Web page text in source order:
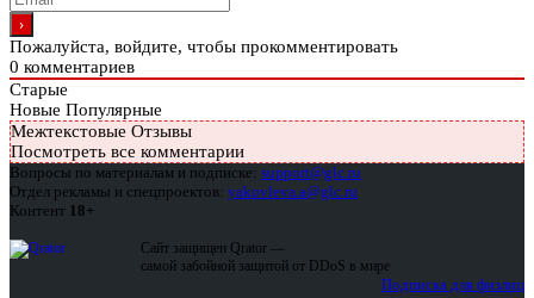
Пожалуйста, войдите, чтобы прокомментировать
0 комментариев
Старые
Новые Популярные
Межтекстовые Отзывы
Посмотреть все комментарии
Вопросы по материалам и подписке: support@glc.ru
Отдел рекламы и спецпроектов: yakovleva.a@glc.ru
Контент 18+
Сайт защищен Qrator —
самой забойной защитой от DDoS в мире
Подписка для физлиц